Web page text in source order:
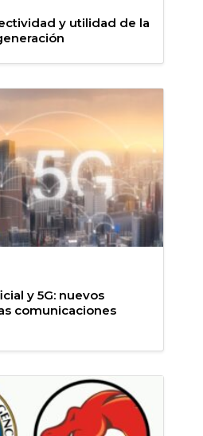
y utilidad de la
y 5G: nuevos
comunicaciones